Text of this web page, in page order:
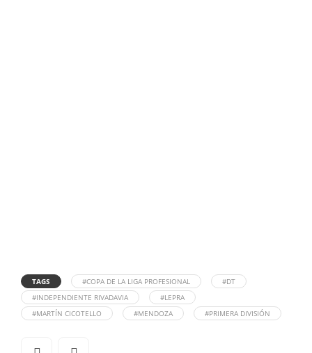
TAGS #COPA DE LA LIGA PROFESIONAL
#DT
#INDEPENDIENTE RIVADAVIA
#LEPRA
#MARTÍN CICOTELLO
#MENDOZA #PRIMERA DIVISIÓN